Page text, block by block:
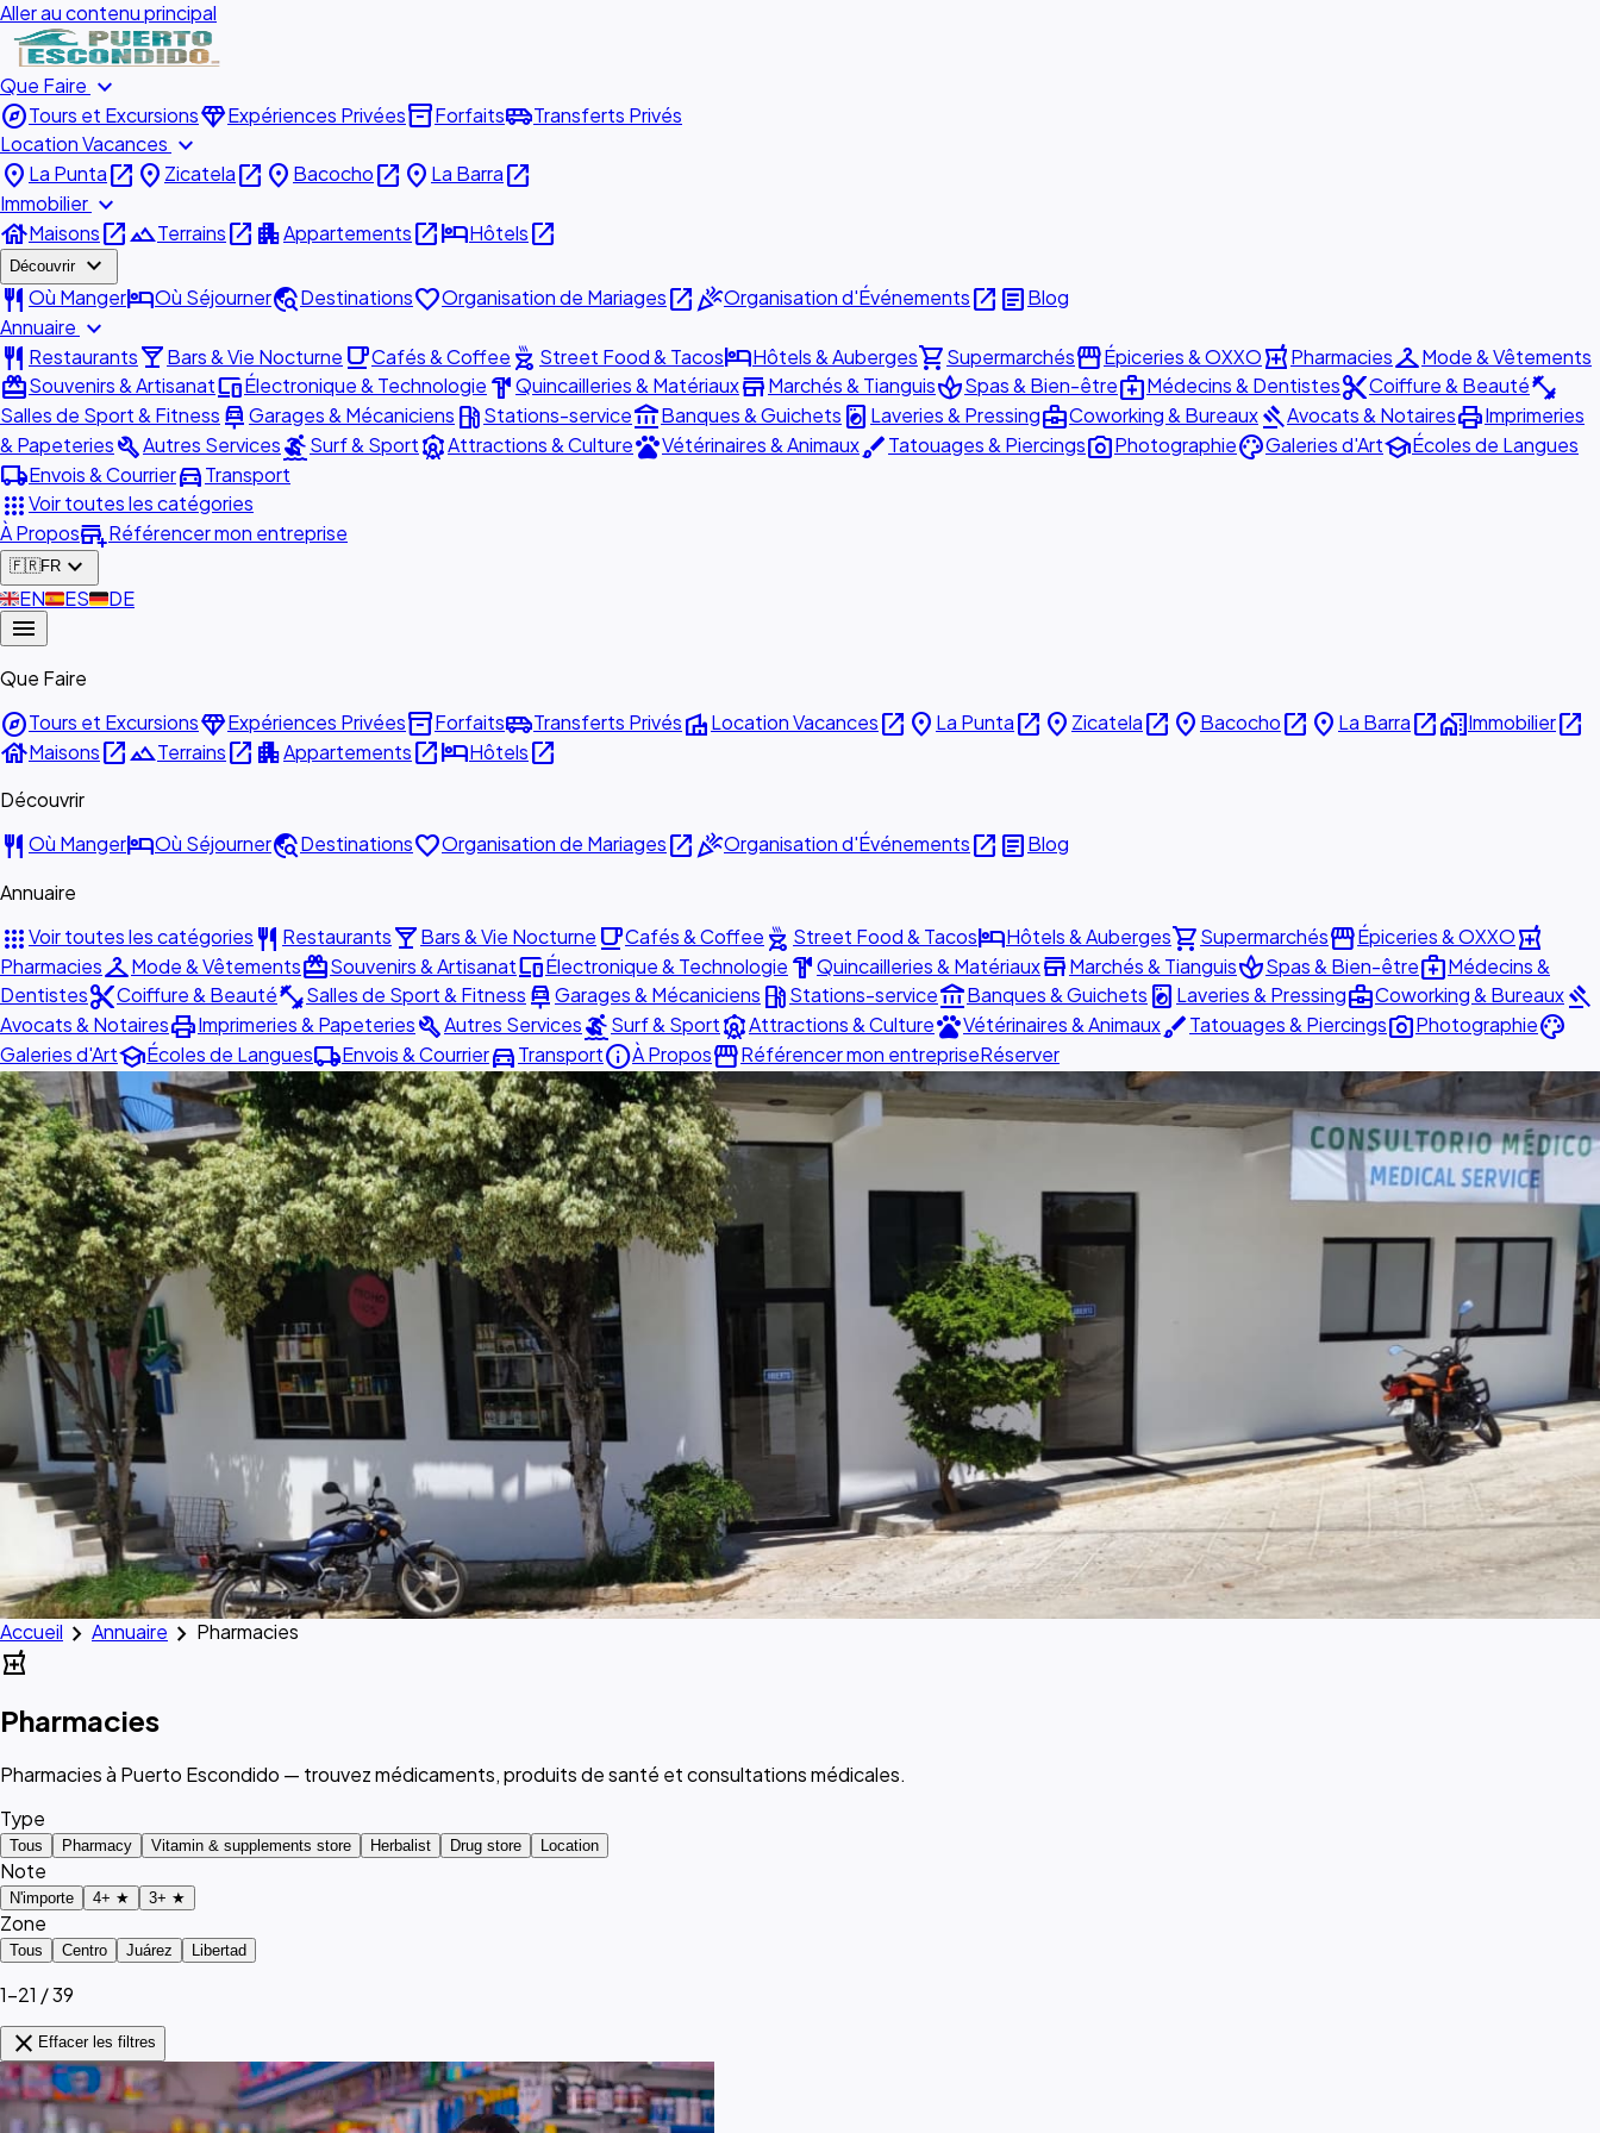
Aller au contenu principal
Que Faire expand_more
exploreTours et ExcursionsdiamondExpériences Privéesinventory_2Forfaitsairport_shuttleTransferts Privés
Location Vacances expand_more
place La Puntaopen_in_new place Zicatelaopen_in_new place Bacochoopen_in_new place La Barraopen_in_new
Immobilier expand_more
houseMaisonsopen_in_newlandscapeTerrainsopen_in_new apartmentAppartementsopen_in_newhotelHôtelsopen_in_new
Découvrir expand_more
restaurant Où MangerhotelOù Séjournertravel_exploreDestinationsfavoriteOrganisation de Mariagesopen_in_newcelebrationOrganisation d'Événementsopen_in_new articleBlog
Annuaire expand_more
restaurant Restaurantslocal_barBars & Vie Nocturne local_cafeCafés & Coffee outdoor_grill Street Food & TacoshotelHôtels & Aubergesshopping_cartSupermarchésstorefrontÉpiceries & OXXOlocal_pharmacyPharmaciescheckroomMode & Vêtements
redeemSouvenirs & ArtisanatdevicesÉlectronique & Technologie hardwareQuincailleries & MatériauxstoreMarchés & TianguisspaSpas & Bien-êtremedical_servicesMédecins & Dentistescontent_cutCoiffure & Beautéfitness_center
Salles de Sport & Fitness car_repairGarages & Mécaniciens local_gas_stationStations-serviceaccount_balanceBanques & Guichets local_laundry_service Laveries & Pressingbusiness_centerCoworking & BureauxgavelAvocats & NotairesprintImprimeries
& PapeteriesbuildAutres ServicessurfingSurf & SportattractionsAttractions & CulturepetsVétérinaires & AnimauxbrushTatouages & Piercingsphoto_cameraPhotographiepaletteGaleries d'ArtschoolÉcoles de Langues
local_shippingEnvois & Courrierdirections_carTransport
appsVoir toutes les catégories
À Proposadd_businessRéférencer mon entreprise
🇫🇷FR expand_more
🇬🇧EN🇪🇸ES🇩🇪DE
menu
Que Faire
exploreTours et ExcursionsdiamondExpériences Privéesinventory_2Forfaitsairport_shuttleTransferts PrivésvillaLocation Vacancesopen_in_new place La Puntaopen_in_new place Zicatelaopen_in_new place Bacochoopen_in_new place La Barraopen_in_newhome_workImmobilieropen_in_new
houseMaisonsopen_in_newlandscapeTerrainsopen_in_new apartmentAppartementsopen_in_newhotelHôtelsopen_in_new
Découvrir
restaurant Où MangerhotelOù Séjournertravel_exploreDestinationsfavoriteOrganisation de Mariagesopen_in_newcelebrationOrganisation d'Événementsopen_in_new articleBlog
Annuaire
appsVoir toutes les catégories restaurant Restaurantslocal_barBars & Vie Nocturne local_cafeCafés & Coffee outdoor_grill Street Food & TacoshotelHôtels & Aubergesshopping_cartSupermarchésstorefrontÉpiceries & OXXOlocal_pharmacy
PharmaciescheckroomMode & VêtementsredeemSouvenirs & ArtisanatdevicesÉlectronique & Technologie hardwareQuincailleries & MatériauxstoreMarchés & TianguisspaSpas & Bien-êtremedical_servicesMédecins &
Dentistescontent_cutCoiffure & Beautéfitness_centerSalles de Sport & Fitness car_repairGarages & Mécaniciens local_gas_stationStations-serviceaccount_balanceBanques & Guichets local_laundry_service Laveries & Pressingbusiness_centerCoworking & Bureauxgavel
Avocats & NotairesprintImprimeries & PapeteriesbuildAutres ServicessurfingSurf & SportattractionsAttractions & CulturepetsVétérinaires & AnimauxbrushTatouages & Piercingsphoto_cameraPhotographiepalette
Galeries d'ArtschoolÉcoles de Langueslocal_shippingEnvois & Courrierdirections_carTransportinfoÀ ProposstorefrontRéférencer mon entrepriseRéserver
Accueil chevron_right Annuaire chevron_right Pharmacies
local_pharmacy
Pharmacies
Pharmacies à Puerto Escondido — trouvez médicaments, produits de santé et consultations médicales.
Type
Tous Pharmacy Vitamin & supplements store Herbalist Drug store Location
Note
N'importe 4+ ★ 3+ ★
Zone
Tous Centro Juárez Libertad
1–21 / 39
close Effacer les filtres